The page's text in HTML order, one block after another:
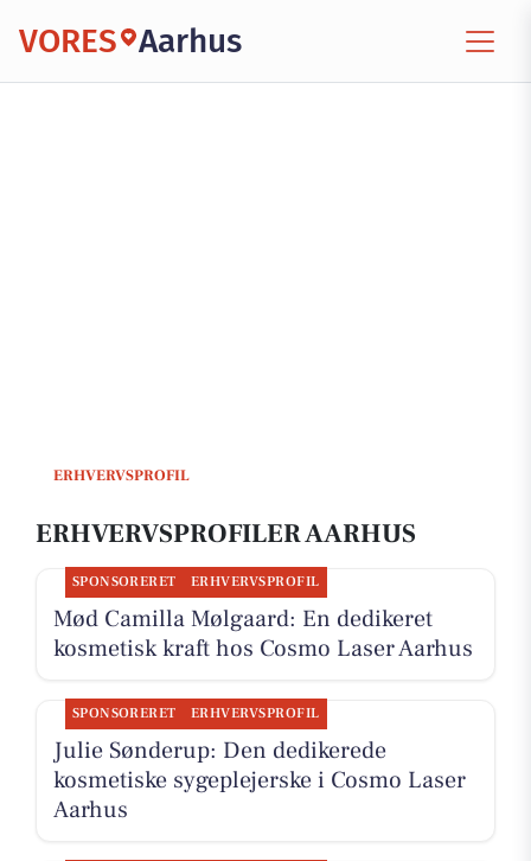
VORES Aarhus
ERHVERVSPROFIL
ERHVERVSPROFILER AARHUS
SPONSORERET ERHVERVSPROFIL
Mød Camilla Mølgaard: En dedikeret
kosmetisk kraft hos Cosmo Laser Aarhus
SPONSORERET ERHVERVSPROFIL
Julie Sønderup: Den dedikerede
kosmetiske sygeplejerske i Cosmo Laser
Aarhus